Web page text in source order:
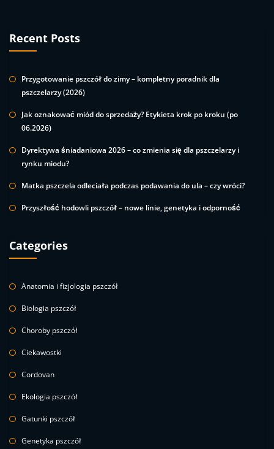
Recent Posts
Przygotowanie pszczół do zimy – kompletny poradnik dla
pszczelarzy (2026)
Jak oznakować miód do sprzedaży? Etykieta krok po kroku (po
06.2026)
Dyrektywa śniadaniowa 2026 – co zmienia się dla pszczelarzy i
rynku miodu?
Matka pszczela odleciała podczas podawania do ula – czy wróci?
Przyszłość hodowli pszczół – nowe linie, genetyka i odporność
Categories
Anatomia i fizjologia pszczół
Biologia pszczół
Choroby pszczół
Ciekawostki
Cordovan
Ekologia pszczół
Gatunki pszczół
Genetyka pszczół